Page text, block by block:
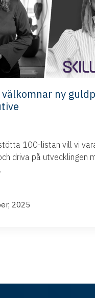
ny
100-listan vill vi
driva på utvecklingen
2025